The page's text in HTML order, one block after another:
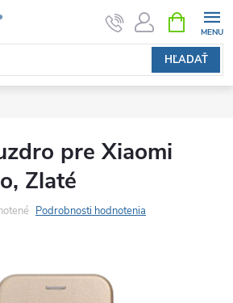
HĽADAŤ
KOŠÍK
pre Xiaomi
Zlaté
Podrobnosti hodnotenia